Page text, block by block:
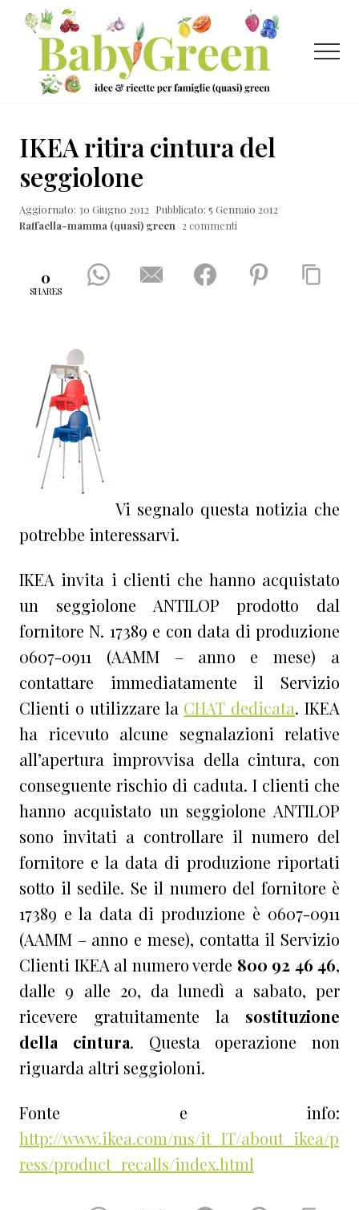
Menu
Passa
contenuto
principale
Passa
laterale
primaria
Passa
ricette
per
famiglie
Menu
IKEA ritira cintura del
seggiolone
Aggiornato: 30 Giugno 2012 Pubblicato: 5 Gennaio 2012
Raffaella-mamma (quasi) green 2 commenti
0
SHARES
Vi segnalo questa notizia che
potrebbe interessarvi.
IKEA invita i clienti che hanno acquistato
un seggiolone ANTILOP prodotto dal
fornitore N. 17389 e con data di produzione
0607-0911 (AAMM – anno e mese) a
contattare immediatamente il Servizio
Clienti o utilizzare la CHAT dedicata. IKEA
ha ricevuto alcune segnalazioni relative
all’apertura improvvisa della cintura, con
conseguente rischio di caduta. I clienti che
hanno acquistato un seggiolone ANTILOP
sono invitati a controllare il numero del
fornitore e la data di produzione riportati
sotto il sedile. Se il numero del fornitore è
17389 e la data di produzione è 0607-0911
(AAMM – anno e mese), contatta il Servizio
Clienti IKEA al numero verde 800 92 46 46,
dalle 9 alle 20, da lunedì a sabato, per
ricevere gratuitamente la sostituzione
della cintura. Questa operazione non
riguarda altri seggioloni.
Fonte e info:
http://www.ikea.com/ms/it_IT/about_ikea/p
ress/product_recalls/index.html